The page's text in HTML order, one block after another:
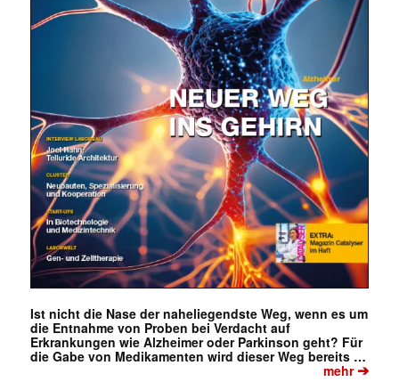
Ist nicht die Nase der naheliegendste Weg, wenn es um
die Entnahme von Proben bei Verdacht auf
Erkrankungen wie Alzheimer oder Parkinson geht? Für
die Gabe von Medikamenten wird dieser Weg bereits …
mehr➔